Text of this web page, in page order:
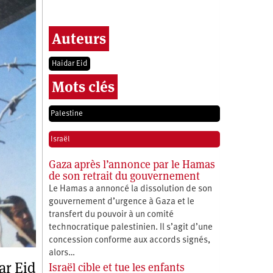
Eid
Auteurs
Haidar Eid
Mots clés
Palestine
Israël
Gaza après l’annonce par le Hamas
de son retrait du gouvernement
Le Hamas a annoncé la dissolution de son
gouvernement d’urgence à Gaza et le
transfert du pouvoir à un comité
technocratique palestinien. Il s’agit d’une
concession conforme aux accords signés,
alors…
Israël cible et tue les enfants